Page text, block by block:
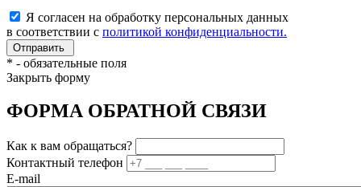
Я согласен на обработку персональных данных
в соответствии с политикой конфиденциальности.
* - обязательные поля
Закрыть форму
ФОРМА ОБРАТНОЙ СВЯЗИ
Как к вам обращаться?
Контактный телефон
E-mail